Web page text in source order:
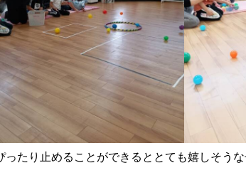
ったり止めることができるととても嬉しそう